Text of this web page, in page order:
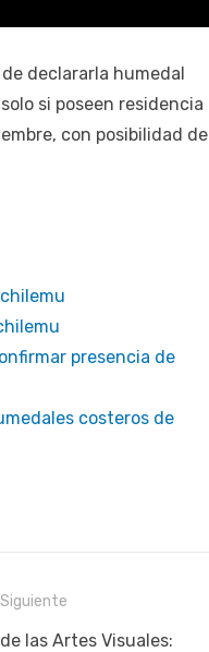
declararla humedal
si poseen residencia
con posibilidad de
presencia de
costeros de
Siguiente
las Artes Visuales: